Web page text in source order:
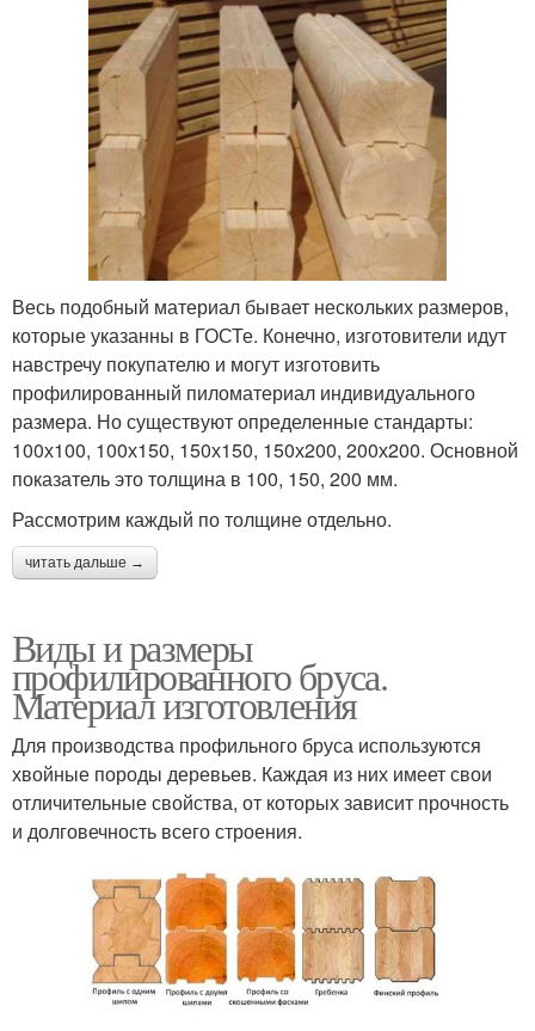
Весь подобный материал бывает нескольких размеров,
которые указанны в ГОСТе. Конечно, изготовители идут
навстречу покупателю и могут изготовить
профилированный пиломатериал индивидуального
размера. Но существуют определенные стандарты:
100х100, 100х150, 150х150, 150х200, 200х200. Основной
показатель это толщина в 100, 150, 200 мм.
Рассмотрим каждый по толщине отдельно.
читать дальше →
Виды и размеры
профилированного бруса.
Материал изготовления
Для производства профильного бруса используются
хвойные породы деревьев. Каждая из них имеет свои
отличительные свойства, от которых зависит прочность
и долговечность всего строения.